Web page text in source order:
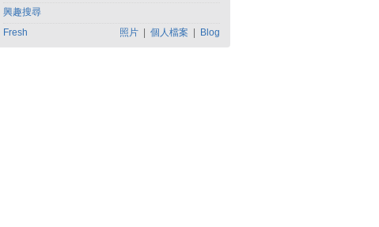
興趣搜尋
Fresh
照片 個人檔案 Blog